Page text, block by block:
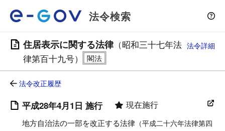
法令検索
住居表示に関する法律（昭和三十七年法
律第百十九号）
法令詳細
法令改正履歴
平成28年4月1日 施行 現在施行
地方自治法の一部を改正する法律 （平成二十六年法律第四